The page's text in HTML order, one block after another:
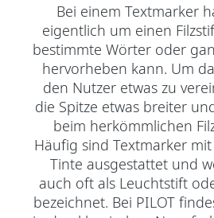
Bei einem Textmarker
eigentlich um einen
bestimmte Wörter oder
hervorheben kann. Um
den Nutzer etwas zu
die Spitze etwas breiter
beim herkömmlichen
Häufig sind Textmarker
Tinte ausgestattet und
auch oft als Leuchtstift
bezeichnet. Bei PILOT